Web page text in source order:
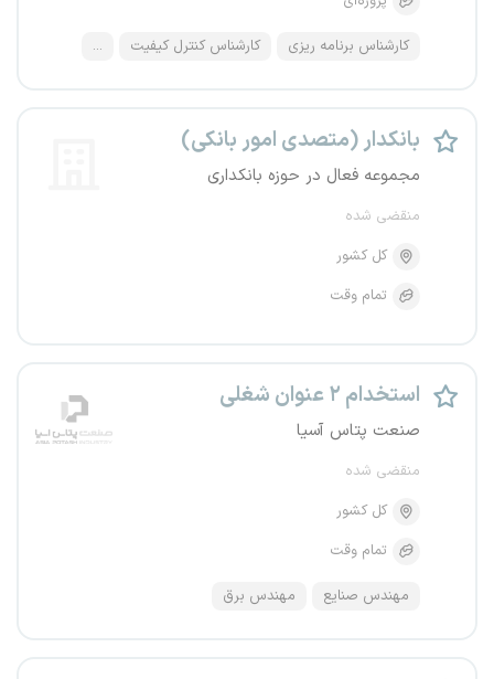
کارشناس برنامه ریزی کارشناس کنترل کیفیت ...
بانکدار (متصدی امور بانکی)
مجموعه فعال در حوزه بانکداری
منقضی شده
کل کشور
تمام وقت
استخدام ۲ عنوان شغلی
صنعت پتاس آسیا
منقضی شده
کل کشور
تمام وقت
مهندس صنایع مهندس برق